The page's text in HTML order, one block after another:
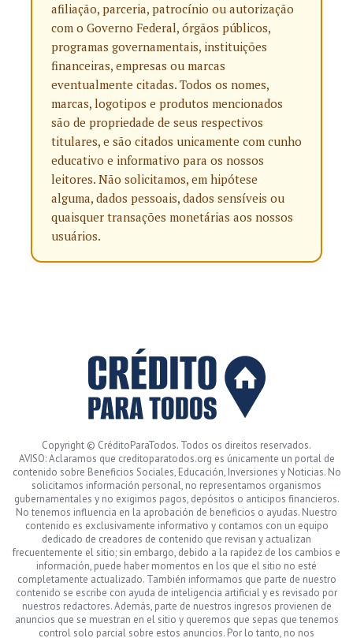
afiliação, parceria, patrocínio ou autorização
com o Governo Federal, órgãos públicos,
programas governamentais, instituições
financeiras, empresas ou marcas
eventualmente citadas. Todos os nomes,
marcas, logotipos e produtos mencionados
são de propriedade de seus respectivos
titulares, e são citados unicamente com cunho
educativo e informativo para os nossos
leitores. Não solicitamos, em hipótese
alguma, dados pessoais, dados sensíveis ou
quaisquer transações monetárias aos nossos
usuários.
Copyright © CréditoParaTodos. Todos os direitos reservados.
AVISO: Aclaramos que creditoparatodos.org es únicamente un portal de
contenido sobre Beneficios Sociales, Educación, Inversiones y Noticias. No
solicitamos información personal, no representamos organismos
gubernamentales y no exigimos pagos, depósitos o anticipos financieros.
No tenemos influencia en la aprobación de beneficios o ayudas. Nuestro
contenido es exclusivamente informativo y contamos con un equipo
dedicado de creadores de contenido que revisan y actualizan
frecuentemente el sitio; sin embargo, debido a la rapidez de los cambios e
información, puede haber momentos en los que el sitio no esté
completamente actualizado. También informamos que parte de nuestro
contenido se escribe con ayuda de inteligencia artificial y es revisado por
nuestros redactores. Además, parte de nuestros ingresos provienen de
anuncios que se muestran en el sitio y queremos que sepas que tenemos
control solo parcial sobre estos anuncios. Por lo tanto, no nos